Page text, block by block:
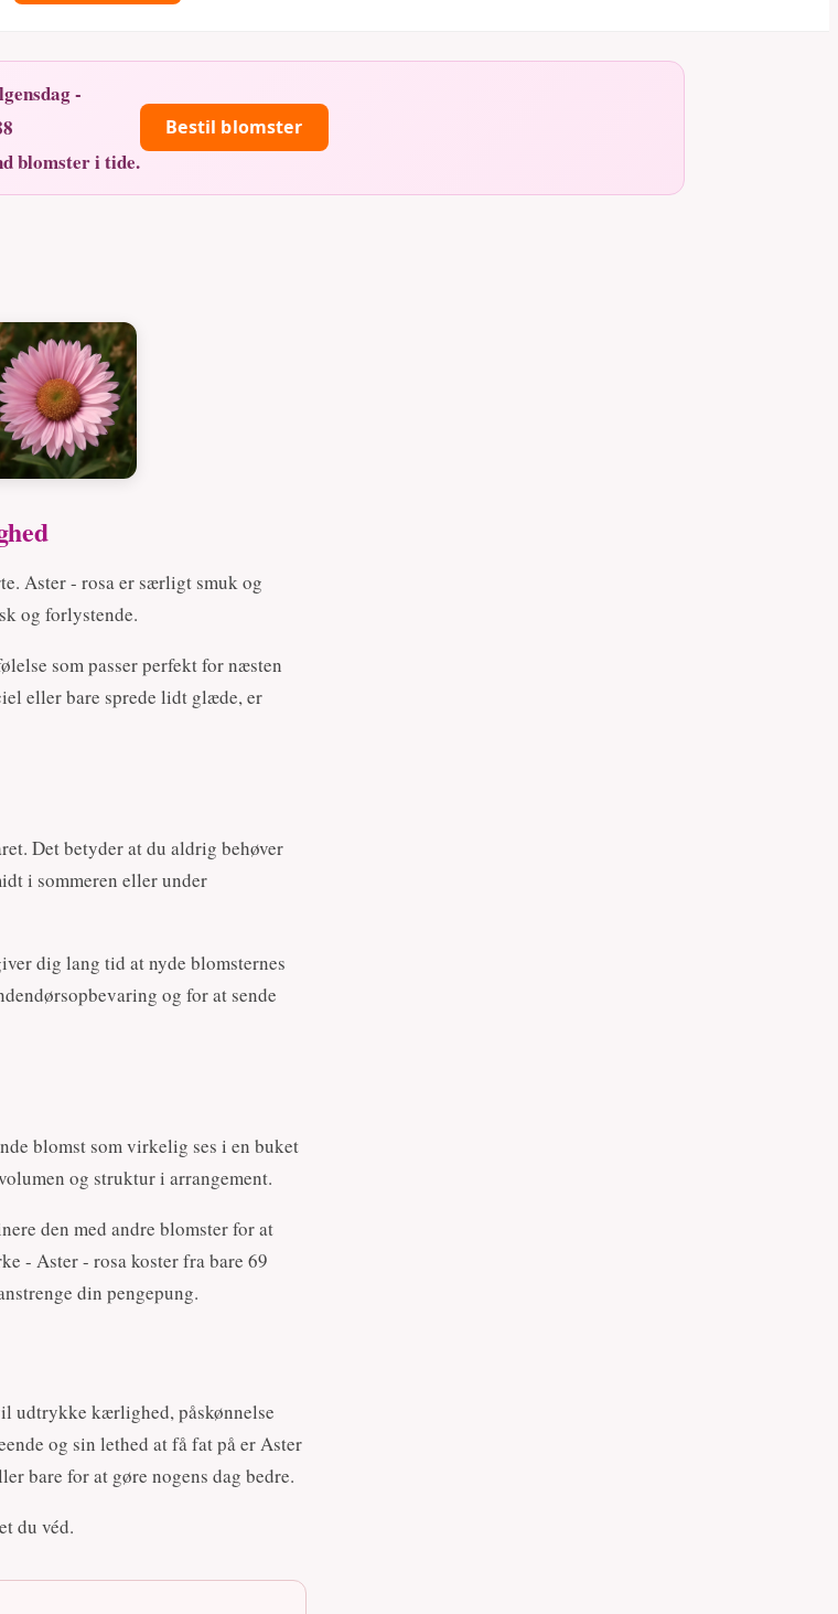
-
blomster i tide.
Bestil blomster
Aster - rosa er særligt smuk og
og forlystende.
som passer perfekt for næsten
eller bare sprede lidt glæde, er
Det betyder at du aldrig behøver
i sommeren eller under
dig lang tid at nyde blomsternes
og for at sende
blomst som virkelig ses i en buket
og struktur i arrangement.
den med andre blomster for at
- Aster - rosa koster fra bare 69
din pengepung.
udtrykke kærlighed, påskønnelse
og sin lethed at få fat på er Aster
bare for at gøre nogens dag bedre.
du véd.